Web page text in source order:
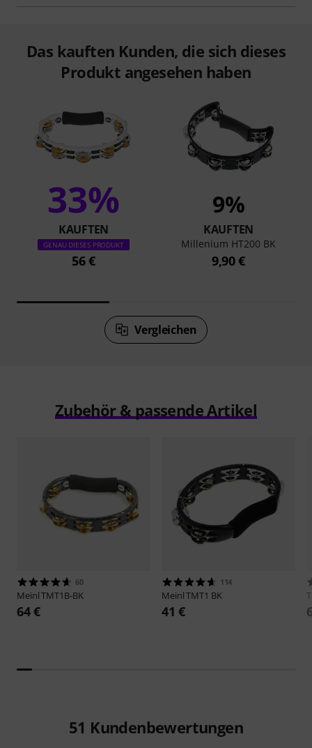
Das kauften Kunden, die sich dieses
Produkt angesehen haben
33%
KAUFTEN
GENAU DIESES PRODUKT
56 €
9%
KAUFTEN
Millenium HT200 BK
9,90 €
Vergleichen
Zubehör & passende Artikel
60
MeinlTMT1B-BK
64 €
114
MeinlTMT1 BK
41 €
51 Kundenbewertungen